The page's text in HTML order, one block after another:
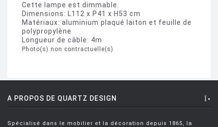
Cette lampe est dimmable.
Dimensions: L112 x P41 x H53 cm
Matériaux: aluminium plaqué laiton et feuille de
polypropylène
Longueur de câble: 4m
Photo(s) non contractuelle(s)
A PROPOS DE QUARTZ DESIGN
Spécialisé dans le mobilier et la décoration depuis 1865, la